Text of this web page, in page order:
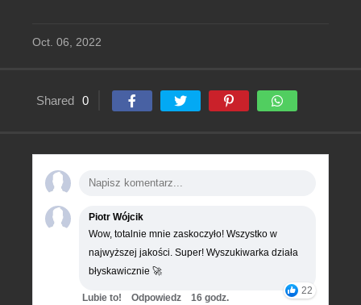
Oct. 06, 2022
Shared 0
Piotr Wójcik
Wow, totalnie mnie zaskoczyło! Wszystko w
najwyższej jakości. Super! Wyszukiwarka działa
błyskawicznie 🚀
22
Lubie to! Odpowiedz
16 godz.